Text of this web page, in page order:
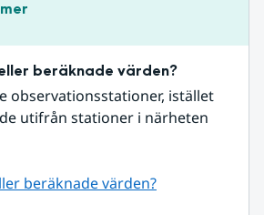
beräknade värden?
observationsstationer, istället
utifrån stationer i närheten
beräknade värden?